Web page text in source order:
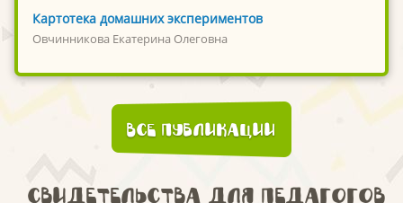
Картотека домашних экспериментов
Овчинникова Екатерина Олеговна
Все публикации
Свидетельства для педагогов